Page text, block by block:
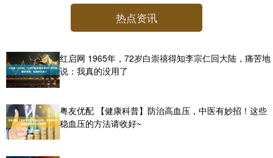
热点资讯
红启网 1965年，72岁白崇禧得知李宗仁回大陆，痛苦地
说：我真的没用了
粤友优配 【健康科普】防治高血压，中医有妙招！这些
稳血压的方法请收好~